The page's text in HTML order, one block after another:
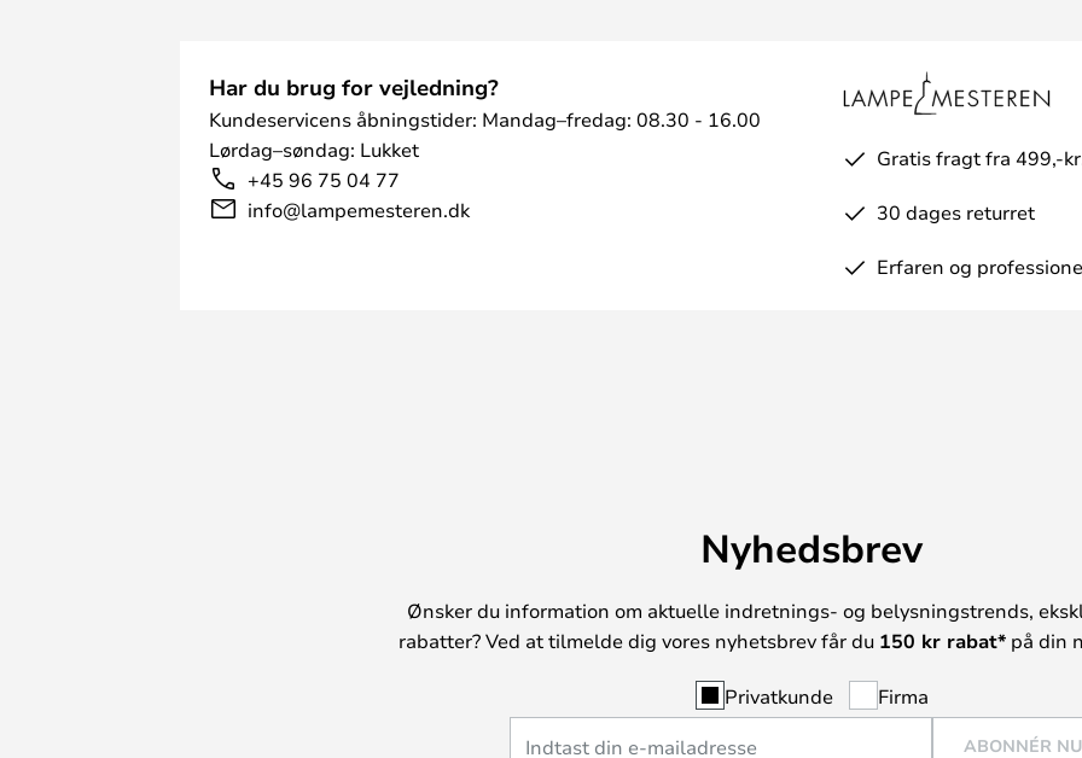
Har du brug for vejledning?
Kundeservicens åbningstider: Mandag–fredag: 08.30 - 16.00
Lørdag–søndag: Lukket
+45 96 75 04 77
info@lampemesteren.dk
Gratis fragt fra 499,-
30 dages returret
Erfaren og
Nyhedsbrev
Ønsker du information om aktuelle indretnings- og belysningstrends,
rabatter? Ved at tilmelde dig vores nyhetsbrev får du 150 kr rabat*på din
Privatkunde Firma
ABONNÉR NU